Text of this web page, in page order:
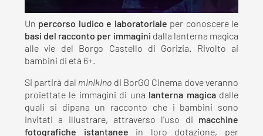
Un percorso ludico e laboratoriale per conoscere le
basi del racconto per immagini dalla lanterna magica
alle vie del Borgo Castello di Gorizia. Rivolto ai
bambini di età 6+.
Si partirà dal minikino di BorGO Cinema dove veranno
proiettate le immagini di una
lanterna magicadalle
quali si dipana un racconto che i bambini sono
invitati a illustrare, attraverso l'uso di macchine
fotografiche istantanee in loro dotazione, per